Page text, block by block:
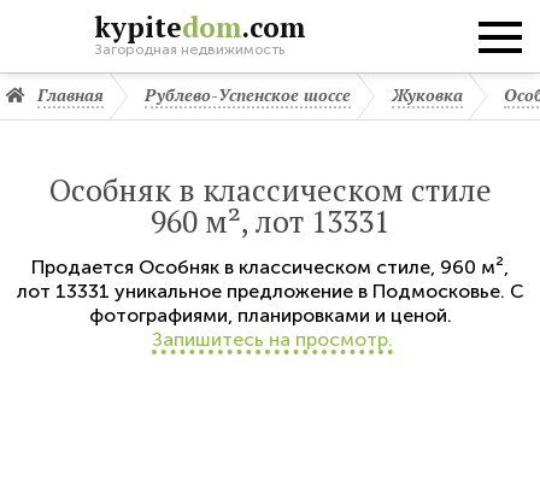
kypitedom.com
Загородная недвижимость
Главная Рублево-Успенское шоссе Жуковка
Особняк в классическом стиле
960 м², лот 13331
Продается Особняк в классическом стиле, 960 м²,
лот 13331 уникальное предложение в Подмосковье. С
фотографиями, планировками и ценой.
Запишитесь на просмотр.